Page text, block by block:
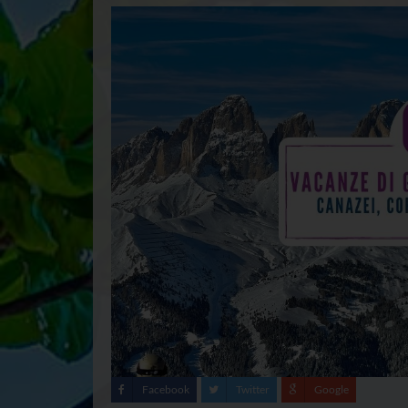
Facebook Twitter Google